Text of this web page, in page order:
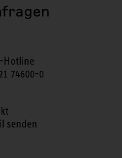
Hotline
74600-0
senden